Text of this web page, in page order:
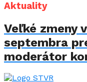
Aktuality
Veľké zmeny
septembra
moderátor